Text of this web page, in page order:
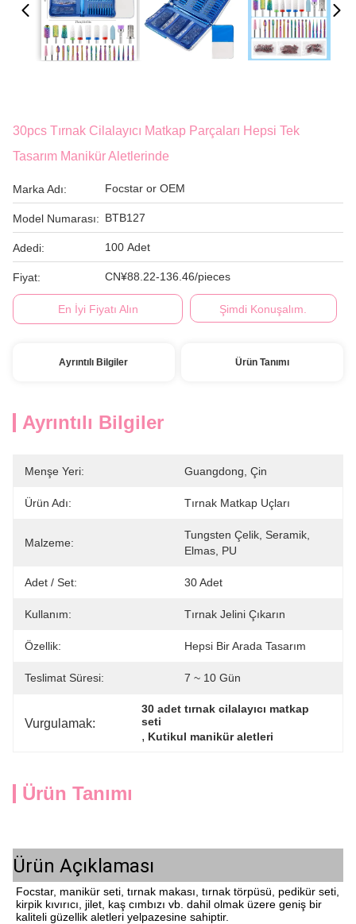
30pcs Tırnak Cilalayıcı Matkap Parçaları Hepsi Tek
Tasarım Manikür Aletlerinde
Marka Adı: Focstar or OEM
Model Numarası: BTB127
Adedi: 100 Adet
Fiyat: CN¥88.22-136.46/pieces
En İyi Fiyatı Alın Şimdi Konuşalım.
Ayrıntılı Bilgiler Ürün Tanımı
Ayrıntılı Bilgiler
Menşe Yeri: Guangdong, Çin
Ürün Adı: Tırnak Matkap Uçları
Malzeme:
Tungsten Çelik, Seramik,
Elmas, PU
Adet / Set: 30 Adet
Kullanım: Tırnak Jelini Çıkarın
Özellik: Hepsi Bir Arada Tasarım
Teslimat Süresi: 7 ~ 10 Gün
Vurgulamak:
30 adet tırnak cilalayıcı matkap
seti
, Kutikul manikür aletleri
Ürün Tanımı
Ürün Açıklaması
Focstar, manikür seti, tırnak makası, tırnak törpüsü, pedikür seti,
kirpik kıvırıcı, jilet, kaş cımbızı vb. dahil olmak üzere geniş bir
kaliteli güzellik aletleri yelpazesine sahiptir.